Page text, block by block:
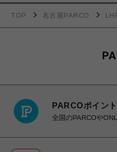
TOP 名古屋PARCO
PARCOポイント
全国のPARCOや